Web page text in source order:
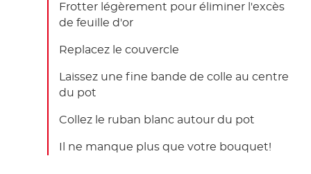
Frotter légèrement pour éliminer l'excès
de feuille d'or
Replacez le couvercle
Laissez une fine bande de colle au centre
du pot
Collez le ruban blanc autour du pot
Il ne manque plus que votre bouquet!